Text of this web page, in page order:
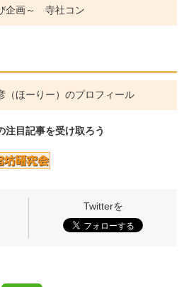
企画～ 寺社コン
ほーりー）のプロフィール
注目記事を受け取ろう